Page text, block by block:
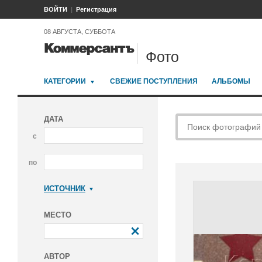
ВОЙТИ Регистрация
08 АВГУСТА, СУББОТА
Фото
КАТЕГОРИИ СВЕЖИЕ ПОСТУПЛЕНИЯ АЛЬБОМЫ
ДАТА
с
по
ИСТОЧНИК
МЕСТО
АВТОР